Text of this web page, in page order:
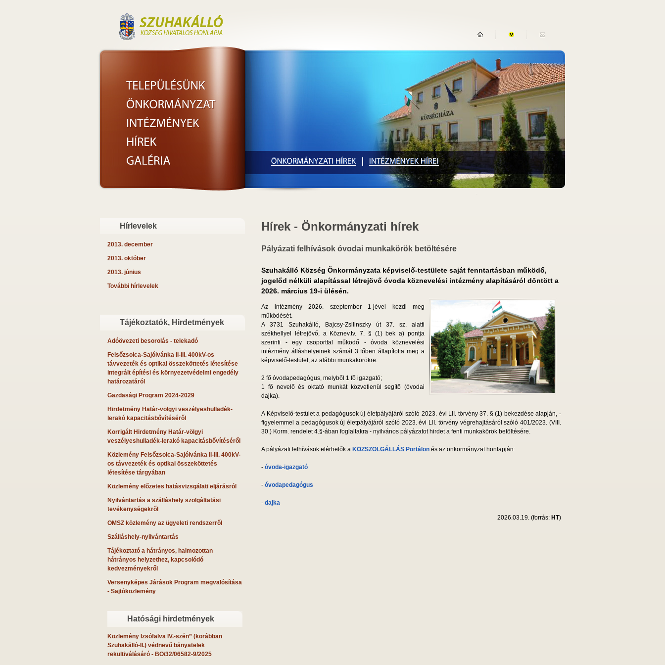
Hírlevelek
2013. december
2013. október
2013. június
További hírlevelek
Tájékoztatók, Hirdetmények
Adóövezeti besorolás - telekadó
Felsőzsolca-Sajóivánka II-III. 400kV-os
távvezeték és optikai összeköttetés létesítése
integrált építési és környezetvédelmi engedély
határozatáról
Gazdasági Program 2024-2029
Hirdetmény Határ-völgyi veszélyeshulladék-
lerakó kapacitásbővítéséről
Korrigált Hirdetmény Határ-völgyi
veszélyeshulladék-lerakó kapacitásbővítéséről
Közlemény Felsőzsolca-Sajóivánka II-III. 400kV-
os távvezeték és optikai összeköttetés
létesítése tárgyában
Közlemény előzetes hatásvizsgálati eljárásról
Nyilvántartás a szálláshely szolgáltatási
tevékenységekről
OMSZ közlemény az ügyeleti rendszerről
Szálláshely-nyilvántartás
Tájékoztató a hátrányos, halmozottan
hátrányos helyzethez, kapcsolódó
kedvezményekről
Versenyképes Járások Program megvalósítása
- Sajtóközlemény
Hatósági hirdetmények
Közlemény Izsófalva IV.-szén” (korábban
Szuhakálló-II.) védnevű bányatelek
rekultiválásáró - BO/32/06582-9/2025
Hírek - Önkormányzati hírek
Pályázati felhívások óvodai munkakörök betöltésére
Szuhakálló Község Önkormányzata képviselő-testülete saját fenntartásban működő,
jogelőd nélküli alapítással létrejövő óvoda köznevelési intézmény alapításáról döntött a
2026. március 19-i ülésén.
Az intézmény 2026. szeptember 1-jével kezdi meg
működését.
A 3731 Szuhakálló, Bajcsy-Zsilinszky út 37. sz. alatti
székhellyel létrejövő, a Köznev.tv. 7. § (1) bek a) pontja
szerinti - egy csoporttal működő - óvoda köznevelési
intézmény álláshelyeinek számát 3 főben állapította meg a
képviselő-testület, az alábbi munkakörökre:
2 fő óvodapedagógus, melyből 1 fő igazgató;
1 fő nevelő és oktató munkát közvetlenül segítő (óvodai
dajka).
A Képviselő-testület a pedagógusok új életpályájáról szóló 2023. évi LII. törvény 37. § (1) bekezdése alapján, -
figyelemmel a pedagógusok új életpályájáról szóló 2023. évi LII. törvény végrehajtásáról szóló 401/2023. (VIII.
30.) Korm. rendelet 4.§-ában foglaltakra - nyilvános pályázatot hirdet a fenti munkakörök betöltésére.
A pályázati felhívások elérhetők a KÖZSZOLGÁLLÁS Portálon és az önkormányzat honlapján:
- óvoda-igazgató
- óvodapedagógus
- dajka
2026.03.19. (forrás: HT)